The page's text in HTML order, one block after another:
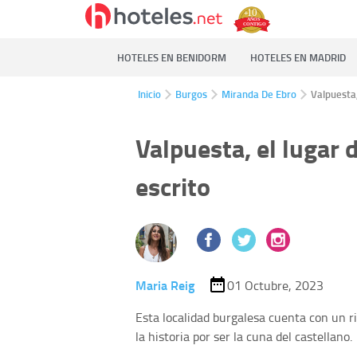
HOTELES EN BENIDORM HOTELES EN MADRID
Inicio Burgos Miranda De Ebro
Valpuesta, el lugar
escrito
Maria Reig
01 Octubre, 2023
Esta localidad burgalesa cuenta con un
la historia por ser la cuna del castellano.